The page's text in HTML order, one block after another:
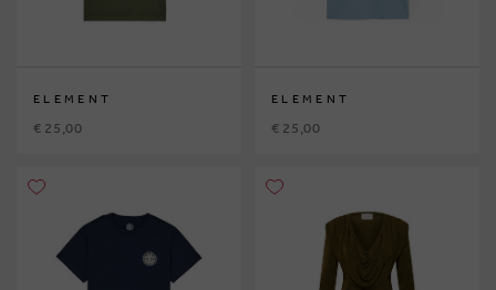
ELEMENT
€ 25,00
ELEMENT
€ 25,00